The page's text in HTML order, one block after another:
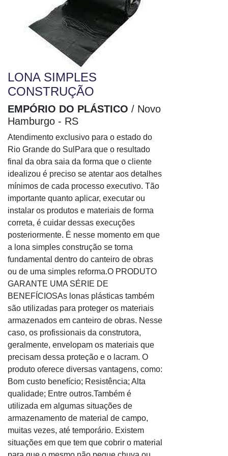
Plástico bolha rolo
Saco bolha antiestático
Saco de bolhas
Saco de plástico bolha
Comprar envelope
Comprar envelope plástico de segurança
Embalagem envelope plástico
Envelope canguru
Envelope coex
Envelope coex a venda
Envelope coex adesivado
Envelope coex com adesivo
Envelope coex com lacre adesivo
Envelope coex RS
Envelope com janela
Envelope com janela a esquerda
Envelope com janela a4
Envelope com janela personalizado
Envelope com janela transparente
Envelope correio
Envelope correios remetente
Envelope correspondencia
Envelope correspondência interna
Envelope correspondência interna comunicação
Envelope de segurança RS
Envelope plástico correios
Envelopes em PVC
Saco pra nota fiscal
LONA SIMPLES
CONSTRUÇÃO
EMPÓRIO DO PLÁSTICO / Novo
Hamburgo - RS
Atendimento exclusivo para o estado do
Rio Grande do SulPara que o resultado
final da obra saia da forma que o cliente
idealizou é preciso se atentar aos detalhes
mínimos de cada processo executivo. Tão
importante quanto aplicar, executar ou
instalar os produtos e materiais de forma
correta, é cuidar dessas execuções
posteriormente. É nesse momento em que
a lona simples construção se torna
fundamental dentro do canteiro de obras
ou de uma simples reforma.O PRODUTO
GARANTE UMA SÉRIE DE
BENEFÍCIOSAs lonas plásticas também
são utilizadas para proteger os materiais
armazenados em canteiro de obras. Nesse
caso, os profissionais da construtora,
geralmente, envelopam os materiais que
precisam dessa proteção e o lacram. O
produto oferece diversas vantagens, como:
Bom custo benefício; Resistência; Alta
qualidade; Entre outros.Também é
utilizada em algumas situações de
armazenamento de material de campo,
muitas vezes, até temporário. Existem
situações em que tem que cobrir o material